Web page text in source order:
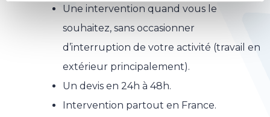
Une intervention quand vous le
souhaitez, sans occasionner
d’interruption de votre activité (travail en
extérieur principalement).
Un devis en 24h à 48h.
Intervention partout en France.